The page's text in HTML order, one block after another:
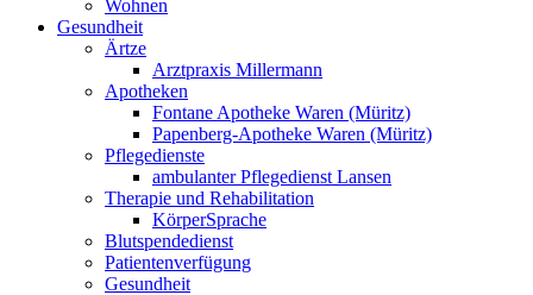
Wohnen
Gesundheit
Ärtze
Arztpraxis Millermann
Apotheken
Fontane Apotheke Waren (Müritz)
Papenberg-Apotheke Waren (Müritz)
Pflegedienste
ambulanter Pflegedienst Lansen
Therapie und Rehabilitation
KörperSprache
Blutspendedienst
Patientenverfügung
Gesundheit